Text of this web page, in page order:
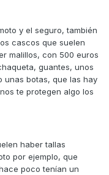
y el seguro, también
cascos que suelen
malillos, con 500 euros
guantes, unos
unas botas, que las hay
te protegen algo los
haber tallas
por ejemplo, que
poco tenían un